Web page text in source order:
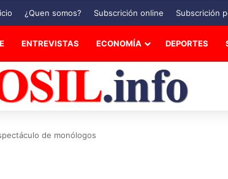
¿Quen somos? Subscrición online Subscrición
ENTREVISTAS ECONOMÍA DEPORTES
de monólogos